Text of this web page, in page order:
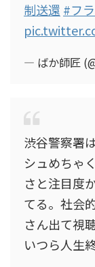
制送還 #フ
— ばか師匠
渋谷警察署
シュめちゃ
さと注目度
てる。社会
さん出て視
いつら人生